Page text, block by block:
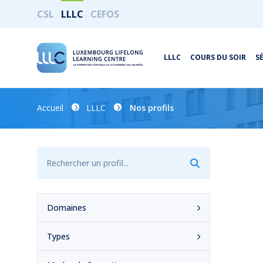
CSL LLLC CEFOS
LLLC COURS DU SOIR
Accueil LLLC Nos profils
Domaines
Types